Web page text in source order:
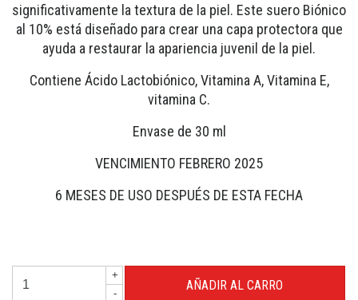
significativamente la textura de la piel. Este suero Biónico
al 10% está diseñado para crear una capa protectora que
ayuda a restaurar la apariencia juvenil de la piel.
Contiene Ácido Lactobiónico, Vitamina A, Vitamina E,
vitamina C.
Envase de 30 ml
VENCIMIENTO FEBRERO 2025
6 MESES DE USO DESPUÉS DE ESTA FECHA
+
-